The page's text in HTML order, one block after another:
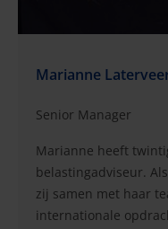
Marianne
Senior Manager
Marianne heeft
belastingadviseur.
zij samen met haar
internationale